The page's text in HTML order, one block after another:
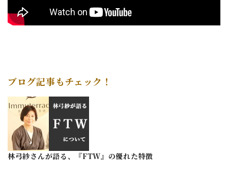
ブログ記事もチェック！
林弓紗さんが語る、『FTW』の優れた特徴